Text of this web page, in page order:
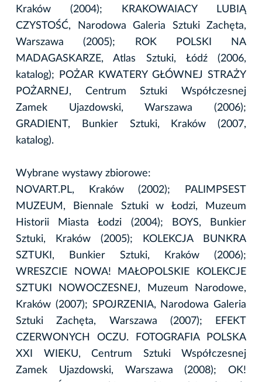
Kraków (2004); KRAKOWAIACY LUBIĄ
CZYSTOŚĆ, Narodowa Galeria Sztuki Zachęta,
Warszawa (2005); ROK POLSKI NA
MADAGASKARZE, Atlas Sztuki, Łódź (2006,
katalog); POŻAR KWATERY GŁÓWNEJ STRAŻY
POŻARNEJ, Centrum Sztuki Współczesnej
Zamek Ujazdowski, Warszawa (2006);
GRADIENT, Bunkier Sztuki, Kraków (2007,
katalog).
Wybrane wystawy zbiorowe:
NOVART.PL, Kraków (2002); PALIMPSEST
MUZEUM, Biennale Sztuki w Łodzi, Muzeum
Historii Miasta Łodzi (2004); BOYS, Bunkier
Sztuki, Kraków (2005); KOLEKCJA BUNKRA
SZTUKI, Bunkier Sztuki, Kraków (2006);
WRESZCIE NOWA! MAŁOPOLSKIE KOLEKCJE
SZTUKI NOWOCZESNEJ, Muzeum Narodowe,
Kraków (2007); SPOJRZENIA, Narodowa Galeria
Sztuki Zachęta, Warszawa (2007); EFEKT
CZERWONYCH OCZU. FOTOGRAFIA POLSKA
XXI WIEKU, Centrum Sztuki Współczesnej
Zamek Ujazdowski, Warszawa (2008); OK!